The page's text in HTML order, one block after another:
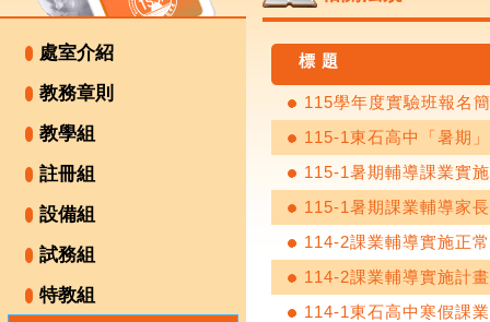
處室介紹
教務章則
教學組
註冊組
設備組
試務組
特教組
標 題
115學年度實驗班報名
115-1東石高中「暑期
115-1暑期輔導課業實
115-1暑期課業輔導家
114-2課業輔導實施正
114-2課業輔導實施計畫
114-1東石高中寒假課